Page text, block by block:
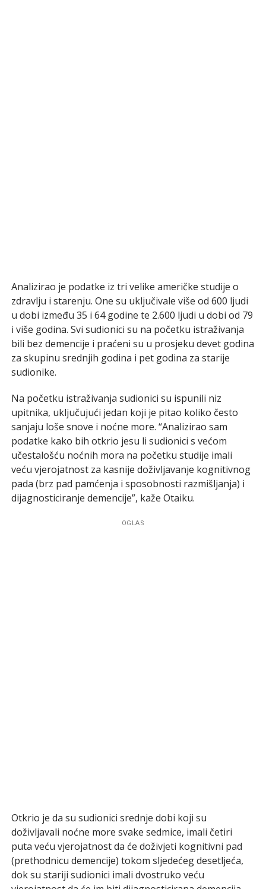
Analizirao je podatke iz tri velike američke studije o
zdravlju i starenju. One su uključivale više od 600 ljudi
u dobi između 35 i 64 godine te 2.600 ljudi u dobi od 79
i više godina. Svi sudionici su na početku istraživanja
bili bez demencije i praćeni su u prosjeku devet godina
za skupinu srednjih godina i pet godina za starije
sudionike.
Na početku istraživanja sudionici su ispunili niz
upitnika, uključujući jedan koji je pitao koliko često
sanjaju loše snove i noćne more. “Analizirao sam
podatke kako bih otkrio jesu li sudionici s većom
učestalošću noćnih mora na početku studije imali
veću vjerojatnost za kasnije doživljavanje kognitivnog
pada (brz pad pamćenja i sposobnosti razmišljanja) i
dijagnosticiranje demencije”, kaže Otaiku.
OGLAS
Otkrio je da su sudionici srednje dobi koji su
doživljavali noćne more svake sedmice, imali četiri
puta veću vjerojatnost da će doživjeti kognitivni pad
(prethodnicu demencije) tokom sljedećeg desetljeća,
dok su stariji sudionici imali dvostruko veću